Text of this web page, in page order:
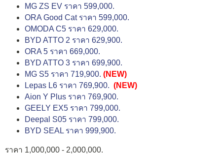
MG ZS EV ราคา 599,000.
ORA Good Cat ราคา 599,000.
OMODA C5 ราคา 629,000.
BYD ATTO 2 ราคา 629,900.
ORA 5 ราคา 669,000.
BYD ATTO 3 ราคา 699,900.
MG S5 ราคา 719,900. (NEW)
Lepas L6 ราคา 769,900. (NEW)
Aion Y Plus ราคา 769,900.
GEELY EX5 ราคา 799,000.
Deepal S05 ราคา 799,000.
BYD SEAL ราคา 999,900.
ราคา 1,000,000 - 2,000,000.